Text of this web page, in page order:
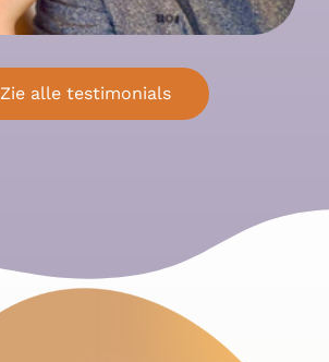
Zie alle testimonials